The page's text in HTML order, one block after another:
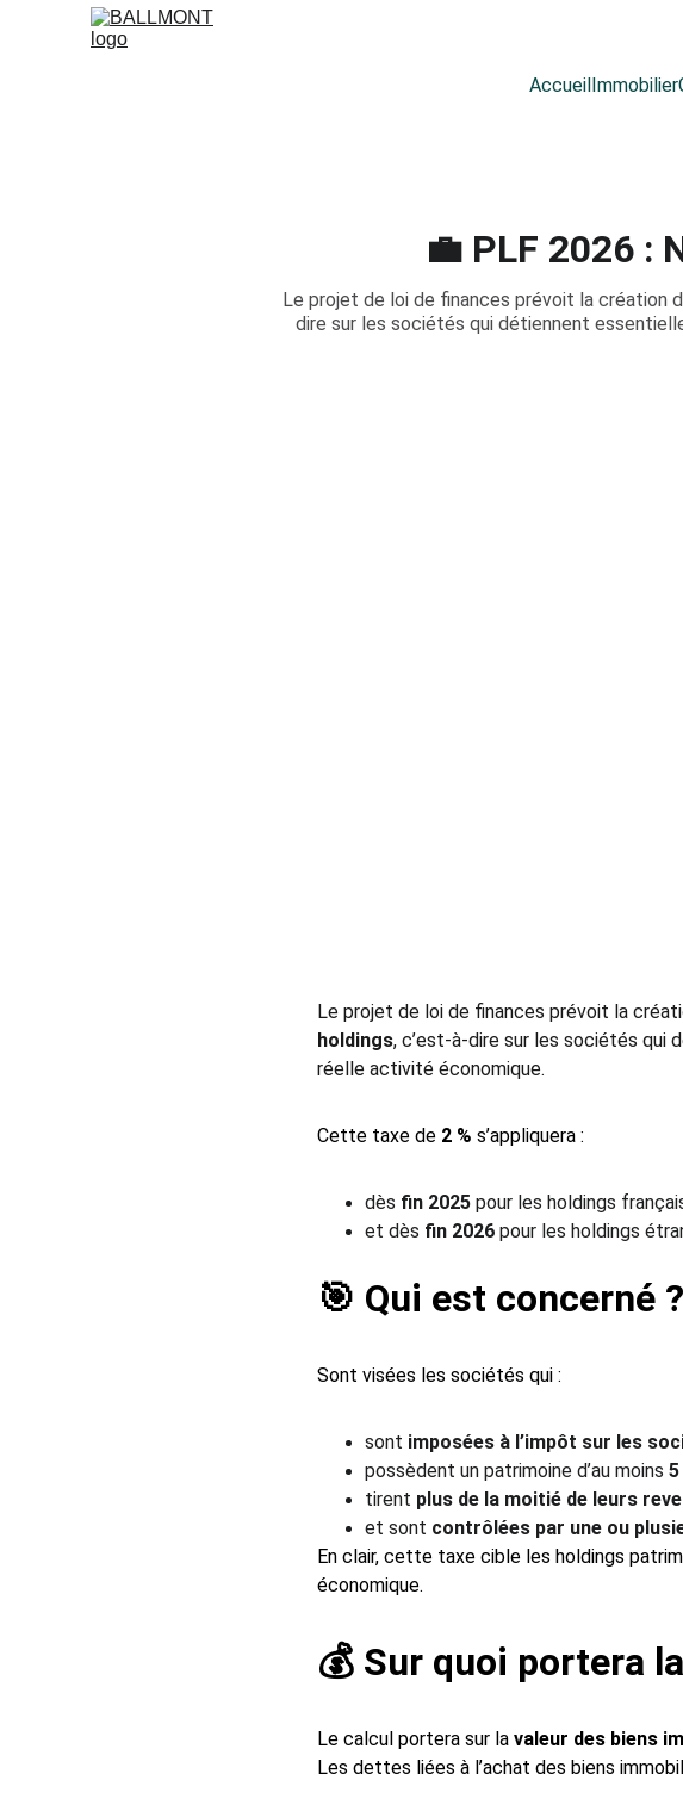
AccueilImmobilier
💼 PLF 2026 :
Le projet de loi de finances prévoit la création
dire sur les sociétés qui détiennent
Le projet de loi de finances prévoit la
holdings, c’est-à-dire sur les sociétés qui
réelle activité économique.
Cette taxe de 2 % s’appliquera :
dès fin 2025 pour les holdings
et dès fin 2026 pour les holdings
🎯 Qui est concerné ?
Sont visées les sociétés qui :
sont imposées à l’impôt sur les
possèdent un patrimoine d’au moins
tirent plus de la moitié de leurs
et sont contrôlées par une ou
En clair, cette taxe cible les holdings
économique.
💰 Sur quoi portera
Le calcul portera sur la valeur des biens
Les dettes liées à l’achat des biens